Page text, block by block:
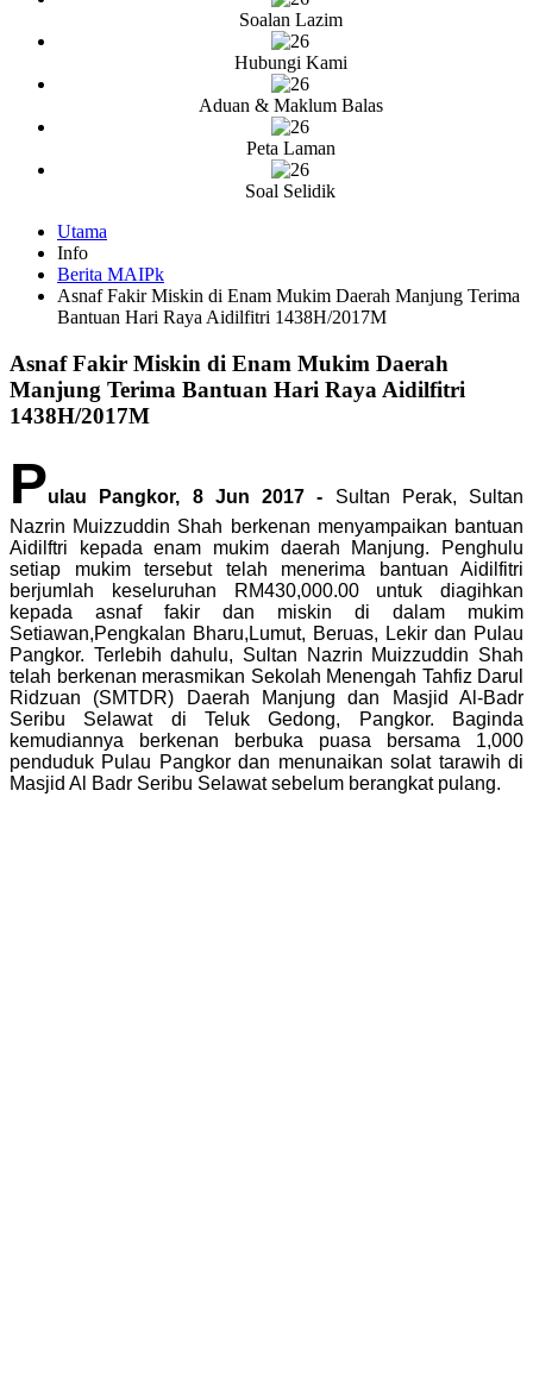
Soalan Lazim
Hubungi Kami
Aduan & Maklum Balas
Peta Laman
Soal Selidik
Utama
Info
Berita MAIPk
Asnaf Fakir Miskin di Enam Mukim Daerah Manjung Terima
Bantuan Hari Raya Aidilfitri 1438H/2017M
Asnaf Fakir Miskin di Enam Mukim Daerah
Manjung Terima Bantuan Hari Raya Aidilfitri
1438H/2017M
Pulau Pangkor, 8 Jun 2017 - Sultan Perak, Sultan
Nazrin Muizzuddin Shah berkenan menyampaikan bantuan
Aidilftri kepada enam mukim daerah Manjung. Penghulu
setiap mukim tersebut telah menerima bantuan Aidilfitri
berjumlah keseluruhan RM430,000.00 untuk diagihkan
kepada asnaf fakir dan miskin di dalam mukim
Setiawan,Pengkalan Bharu,Lumut, Beruas, Lekir dan Pulau
Pangkor. Terlebih dahulu, Sultan Nazrin Muizzuddin Shah
telah berkenan merasmikan Sekolah Menengah Tahfiz Darul
Ridzuan (SMTDR) Daerah Manjung dan Masjid Al-Badr
Seribu Selawat di Teluk Gedong, Pangkor. Baginda
kemudiannya berkenan berbuka puasa bersama 1,000
penduduk Pulau Pangkor dan menunaikan solat tarawih di
Masjid Al Badr Seribu Selawat sebelum berangkat pulang.